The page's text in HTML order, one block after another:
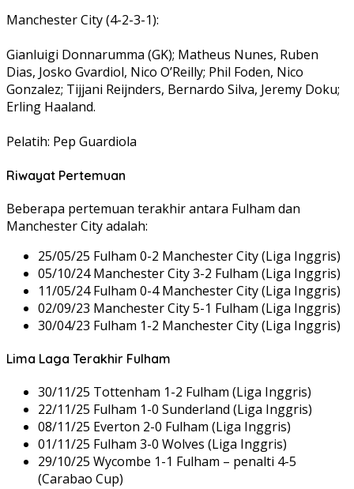
Manchester City (4-2-3-1):
Gianluigi Donnarumma (GK); Matheus Nunes, Ruben
Dias, Josko Gvardiol, Nico O’Reilly; Phil Foden, Nico
Gonzalez; Tijjani Reijnders, Bernardo Silva, Jeremy Doku;
Erling Haaland.
Pelatih: Pep Guardiola
Riwayat Pertemuan
Beberapa pertemuan terakhir antara Fulham dan
Manchester City adalah:
25/05/25 Fulham 0-2 Manchester City (Liga Inggris)
05/10/24 Manchester City 3-2 Fulham (Liga Inggris)
11/05/24 Fulham 0-4 Manchester City (Liga Inggris)
02/09/23 Manchester City 5-1 Fulham (Liga Inggris)
30/04/23 Fulham 1-2 Manchester City (Liga Inggris)
Lima Laga Terakhir Fulham
30/11/25 Tottenham 1-2 Fulham (Liga Inggris)
22/11/25 Fulham 1-0 Sunderland (Liga Inggris)
08/11/25 Everton 2-0 Fulham (Liga Inggris)
01/11/25 Fulham 3-0 Wolves (Liga Inggris)
29/10/25 Wycombe 1-1 Fulham – penalti 4-5
(Carabao Cup)